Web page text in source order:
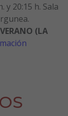
y 20:15 h. Sala
.
(LA